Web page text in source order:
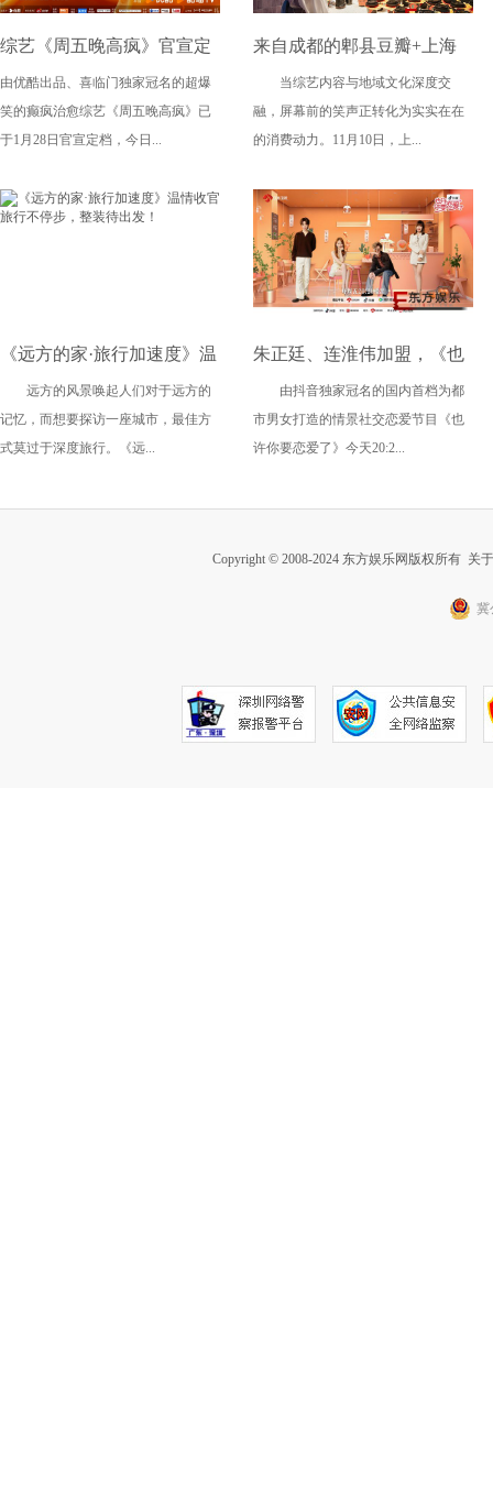
综艺《周五晚高疯》官宣定
档并发布先导片 魏大勋杨迪
倾情加盟打造情绪治愈综
由优酷出品、喜临门独家冠名的超爆
笑的癫疯治愈综艺《周五晚高疯》已
于1月28日官宣定档，今日...
来自成都的郫县豆瓣+上海
咖啡 今夜借一出喜剧玩出消
费新花样
当综艺内容与地域文化深度交
融，屏幕前的笑声正转化为实实在在
的消费动力。11月10日，上...
《远方的家·旅行加速度》温
情收官 旅行不停步，整装待
出发！
远方的风景唤起人们对于远方的
记忆，而想要探访一座城市，最佳方
式莫过于深度旅行。《远...
朱正廷、连淮伟加盟，《也
许你要恋爱了》分享恋爱关
键词
由抖音独家冠名的国内首档为都
市男女打造的情景社交恋爱节目《也
许你要恋爱了》今天20:2...
Copyright © 2008-2024 东方娱乐网版权所有 关
冀